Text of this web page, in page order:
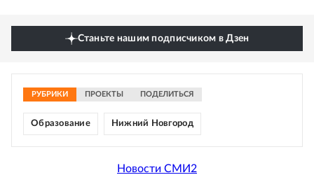
Станьте нашим подписчиком в Дзен
РУБРИКИ ПРОЕКТЫ ПОДЕЛИТЬСЯ
Образование Нижний Новгород
Новости СМИ2